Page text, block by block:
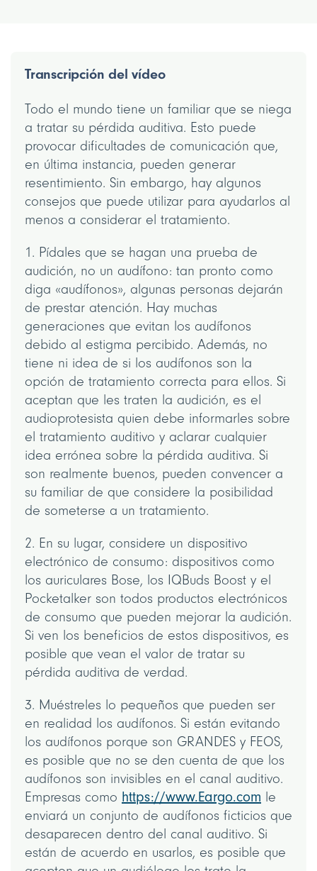
Transcripción del vídeo
Todo el mundo tiene un familiar que se niega
a tratar su pérdida auditiva. Esto puede
provocar dificultades de comunicación que,
en última instancia, pueden generar
resentimiento. Sin embargo, hay algunos
consejos que puede utilizar para ayudarlos al
menos a considerar el tratamiento.
1. Pídales que se hagan una prueba de
audición, no un audífono: tan pronto como
diga «audífonos», algunas personas dejarán
de prestar atención. Hay muchas
generaciones que evitan los audífonos
debido al estigma percibido. Además, no
tiene ni idea de si los audífonos son la
opción de tratamiento correcta para ellos. Si
aceptan que les traten la audición, es el
audioprotesista quien debe informarles sobre
el tratamiento auditivo y aclarar cualquier
idea errónea sobre la pérdida auditiva. Si
son realmente buenos, pueden convencer a
su familiar de que considere la posibilidad
de someterse a un tratamiento.
2. En su lugar, considere un dispositivo
electrónico de consumo: dispositivos como
los auriculares Bose, los IQBuds Boost y el
Pocketalker son todos productos electrónicos
de consumo que pueden mejorar la audición.
Si ven los beneficios de estos dispositivos, es
posible que vean el valor de tratar su
pérdida auditiva de verdad.
3. Muéstreles lo pequeños que pueden ser
en realidad los audífonos. Si están evitando
los audífonos porque son GRANDES y FEOS,
es posible que no se den cuenta de que los
audífonos son invisibles en el canal auditivo.
Empresas como https://www.Eargo.com le
enviará un conjunto de audífonos ficticios que
desaparecen dentro del canal auditivo. Si
están de acuerdo en usarlos, es posible que